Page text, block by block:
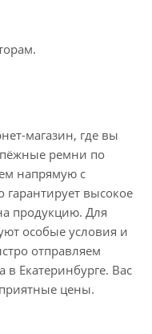
магазин, где вы
ремни по
напрямую с
высокое
продукцию. Для
особые условия и
отправляем
в Екатеринбурге. Вас
цены.